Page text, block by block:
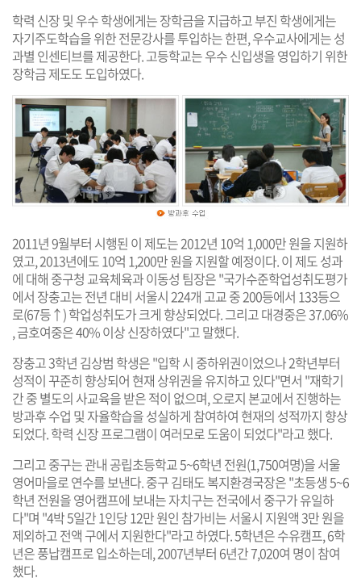
학력 신장 및 우수 학생에게는 장학금을 지급하고 부진 학생에게는
자기주도학습을 위한 전문강사를 투입하는 한편, 우수교사에게는 성
과별 인센티브를 제공한다. 고등학교는 우수 신입생을 영입하기 위한
장학금 제도도 도입하였다.
2011년 9월부터 시행된 이 제도는 2012년 10억 1,000만 원을 지원하
였고, 2013년에도 10억 1,200만 원을 지원할 예정이다. 이 제도 성과
에 대해 중구청 교육체육과 이동성 팀장은 "국가수준학업성취도평가
에서 장충고는 전년 대비 서울시 224개 고교 중 200등에서 133등으
로(67등↑) 학업성취도가 크게 향상되었다. 그리고 대경중은 37.06%
, 금호여중은 40% 이상 신장하였다"고 말했다.
장충고 3학년 김상범 학생은 "입학 시 중하위권이었으나 2학년부터
성적이 꾸준히 향상되어 현재 상위권을 유지하고 있다"면서 "재학기
간 중 별도의 사교육을 받은 적이 없으며, 오로지 본교에서 진행하는
방과후 수업 및 자율학습을 성실하게 참여하여 현재의 성적까지 향상
되었다. 학력 신장 프로그램이 여러모로 도움이 되었다"라고 했다.
그리고 중구는 관내 공립초등학교 5~6학년 전원(1,750여명)을 서울
영어마을로 연수를 보낸다. 중구 김태도 복지환경국장은 "초등생 5~6
학년 전원을 영어캠프에 보내는 자치구는 전국에서 중구가 유일하
다"며 "4박 5일간 1인당 12만 원인 참가비는 서울시 지원액 3만 원을
제외하고 전액 구에서 지원한다"라고 하였다. 5학년은 수유캠프, 6학
년은 풍납캠프로 입소하는데, 2007년부터 6년간 7,020여 명이 참여
했다.